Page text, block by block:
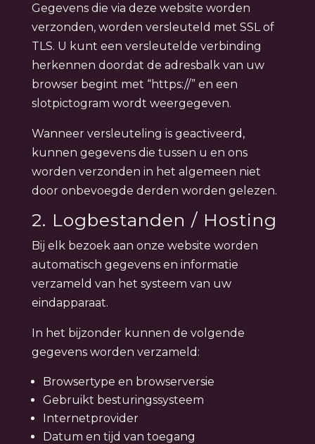
Gegevens die via deze website worden
verzonden, worden versleuteld met SSL of
TLS. U kunt een versleutelde verbinding
herkennen doordat de adresbalk van uw
browser begint met “https://” en een
slotpictogram wordt weergegeven.
Wanneer versleuteling is geactiveerd,
kunnen gegevens die tussen u en ons
worden verzonden in het algemeen niet
door onbevoegde derden worden gelezen.
2. Logbestanden / Hosting
Bij elk bezoek aan onze website worden
automatisch gegevens en informatie
verzameld van het systeem van uw
eindapparaat.
In het bijzonder kunnen de volgende
gegevens worden verzameld:
Browsertype en browserversie
Gebruikt besturingssysteem
Internetprovider
Datum en tijd van toegang